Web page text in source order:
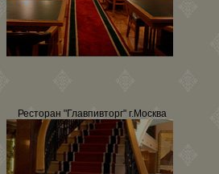
Ресторан "Главпивторг" г.Москва